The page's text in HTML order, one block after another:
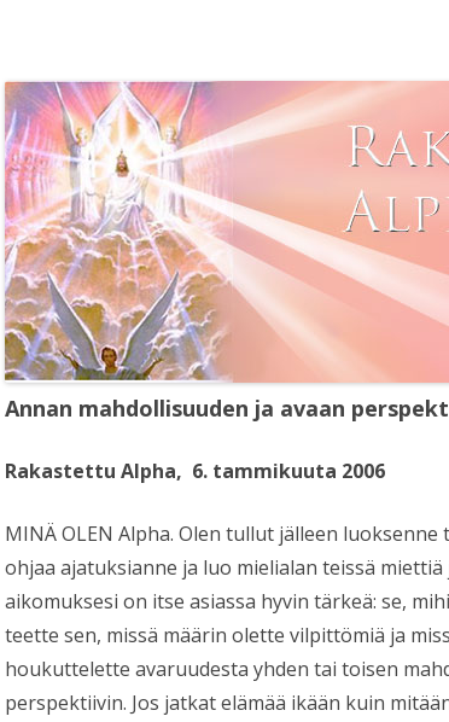
VIDEOT
KIRJAT
Annan mahdollisuuden ja avaan
Rakastettu Alpha, 6. tammikuuta 2006
MINÄ OLEN Alpha. Olen tullut jälleen
ohjaa ajatuksianne ja luo mielialan teissä
aikomuksesi on itse asiassa hyvin tärkeä: se,
teette sen, missä määrin olette vilpittömiä ja
houkuttelette avaruudesta yhden tai toisen
perspektiivin. Jos jatkat elämää ikään kuin